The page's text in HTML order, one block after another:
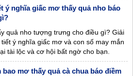
ý nghĩa giấc mơ thấy quả nho báo
quả nho tượng trưng cho điều gì? Giải
tiết ý nghĩa giấc mơ và con số may mắn
tài lộc và cơ hội bất ngờ cho bạn.
bao mơ thấy quả cà chua báo điềm